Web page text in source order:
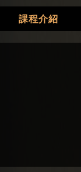
課程介紹